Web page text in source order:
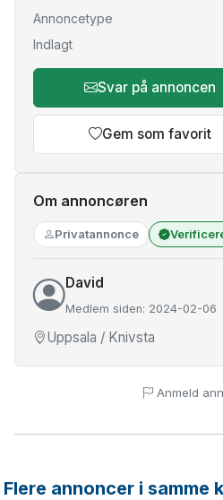
Annoncetype
Indlagt
Svar på annoncen
Gem som favorit
Om annoncøren
Privatannonce
David
Medlem siden: 2024-02-06
Uppsala / Knivsta
Anmeld
Flere annoncer i samme